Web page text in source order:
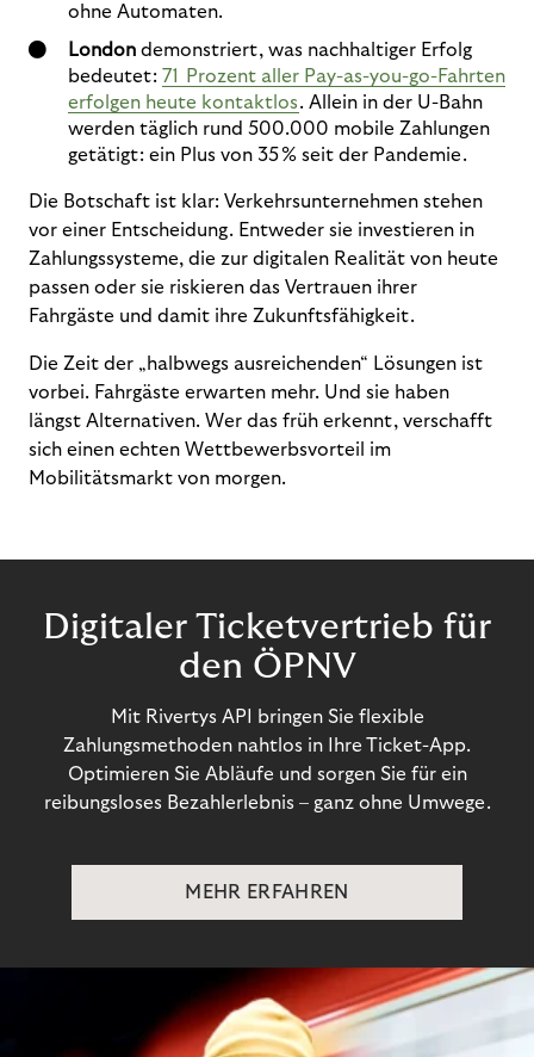
ohne Automaten.
Londondemonstriert, was nachhaltiger Erfolg
bedeutet: 71 Prozent aller Pay-as-you-go-Fahrten
erfolgen heute kontaktlos. Allein in der U-Bahn
werden täglich rund 500.000 mobile Zahlungen
getätigt: ein Plus von 35 % seit der Pandemie.
Die Botschaft ist klar: Verkehrsunternehmen stehen
vor einer Entscheidung. Entweder sie investieren in
Zahlungssysteme, die zur digitalen Realität von heute
passen oder sie riskieren das Vertrauen ihrer
Fahrgäste und damit ihre Zukunftsfähigkeit.
Die Zeit der „halbwegs ausreichenden“ Lösungen ist
vorbei. Fahrgäste erwarten mehr. Und sie haben
längst Alternativen. Wer das früh erkennt, verschafft
sich einen echten Wettbewerbsvorteil im
Mobilitätsmarkt von morgen.
Digitaler Ticketvertrieb für
den ÖPNV
Mit Rivertys API bringen Sie flexible
Zahlungsmethoden nahtlos in Ihre Ticket-App.
Optimieren Sie Abläufe und sorgen Sie für ein
reibungsloses Bezahlerlebnis – ganz ohne Umwege.
MEHR ERFAHREN